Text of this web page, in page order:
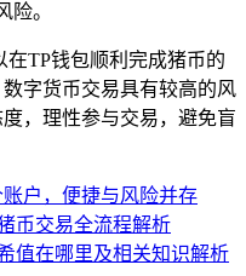
险。
TP钱包顺利完成猪币的
字货币交易具有较高的风
，理性参与交易，避免盲
户，便捷与风险并存
币交易全流程解析
值在哪里及相关知识解析